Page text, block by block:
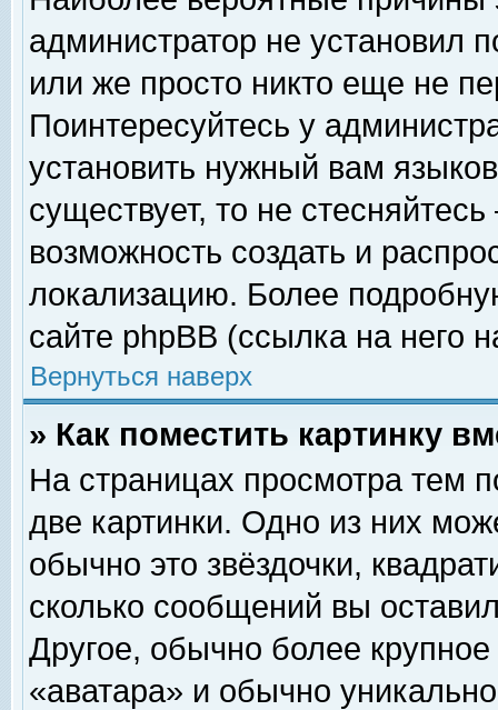
администратор не установил
или же просто никто еще не
Поинтересуйтесь у
установить нужный вам
существует, то не
возможность создать и
локализацию. Более
сайте phpBB (ссылка на него
Вернуться наверх
» Как поместить картинку
На страницах просмотра тем
две картинки. Одно из них
обычно это звёздочки,
сколько сообщений вы
Другое, обычно более
«аватара» и обычно